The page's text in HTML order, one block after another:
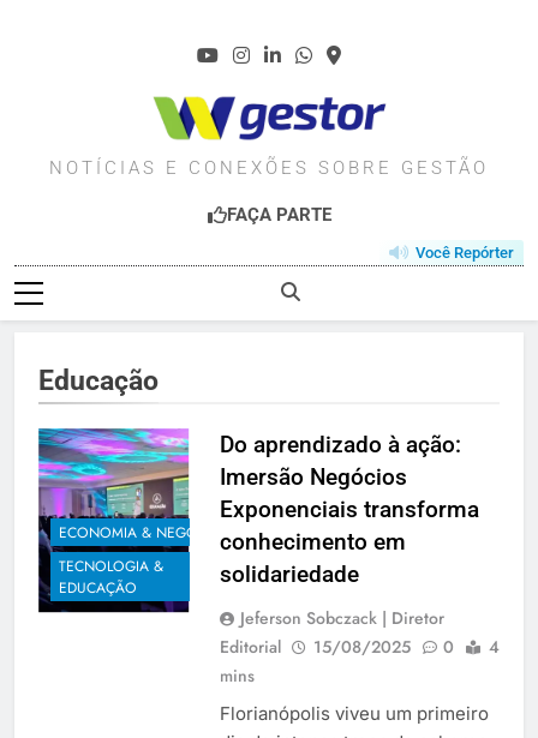
WGESTOR.COM.BR
NOTÍCIAS E CONEXÕES SOBRE GESTÃO
FAÇA PARTE
Você Repórter
Educação
ECONOMIA & NEGÓCIOS
TECNOLOGIA &
EDUCAÇÃO
Do aprendizado à ação:
Imersão Negócios
Exponenciais transforma
conhecimento em
solidariedade
Jeferson Sobczack | Diretor
Editorial
15/08/2025 0
4
mins
Florianópolis viveu um primeiro